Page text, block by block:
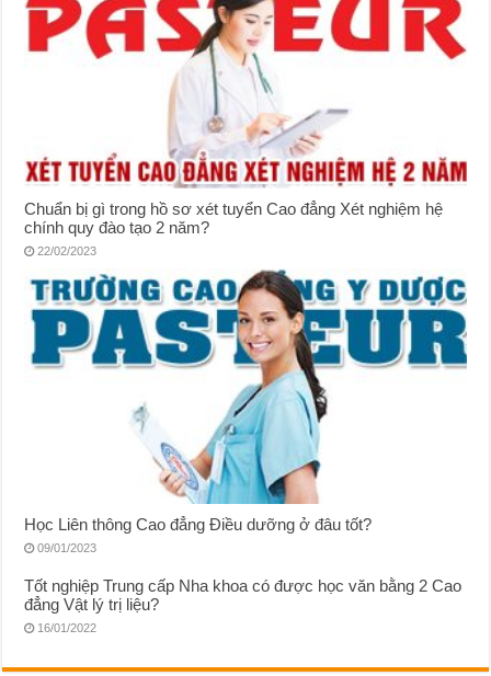
Chuẩn bị gì trong hồ sơ xét tuyển Cao đẳng Xét nghiệm hệ
chính quy đào tạo 2 năm?
22/02/2023
Học Liên thông Cao đẳng Điều dưỡng ở đâu tốt?
09/01/2023
Tốt nghiệp Trung cấp Nha khoa có được học văn bằng 2 Cao
đẳng Vật lý trị liệu?
16/01/2022